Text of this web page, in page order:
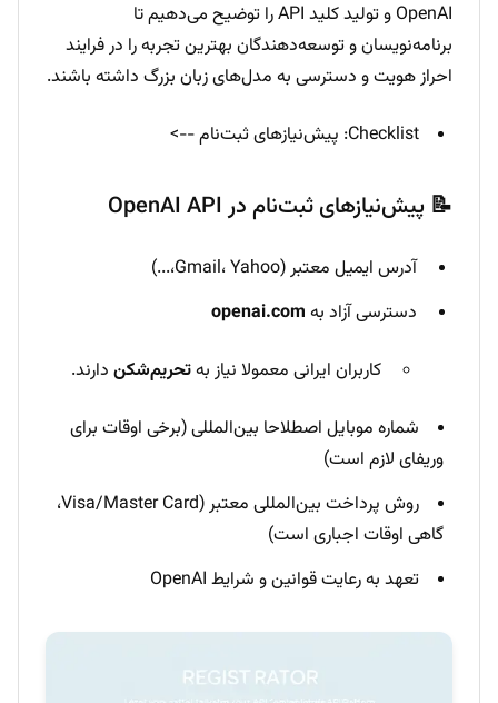
OpenAI و تولید کلید API را توضیح می‌دهیم تا
برنامه‌نویسان و توسعه‌دهندگان بهترین تجربه را در فرایند
احراز هویت و دسترسی به مدل‌های زبان بزرگ داشته باشند.
Checklist: پیش‌نیازهای ثبت‌نام -->
📝 پیش‌نیازهای ثبت‌نام در OpenAI API
آدرس ایمیل معتبر (Gmail، Yahoo،...)
دسترسی آزاد به openai.com
کاربران ایرانی معمولا نیاز بهتحریم‌شکن دارند.
شماره موبایل اصطلاحا بین‌المللی (برخی اوقات برای
وریفای لازم است)
روش پرداخت بین‌المللی معتبر (Visa/Master Card،
گاهی اوقات اجباری است)
تعهد به رعایت قوانین و شرایط OpenAI